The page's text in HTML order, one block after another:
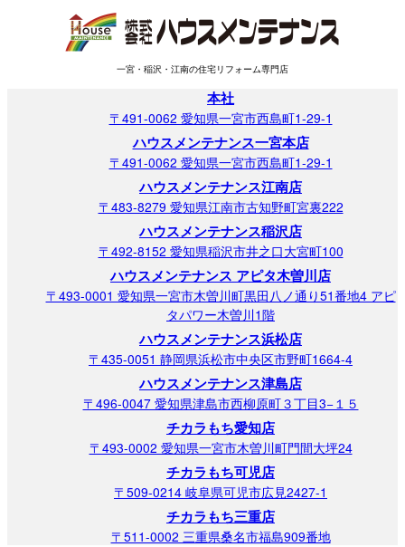
一宮・稲沢・江南の住宅リフォーム専門店
本社
〒491-0062 愛知県一宮市西島町1-29-1
ハウスメンテナンス一宮本店
〒491-0062 愛知県一宮市西島町1-29-1
ハウスメンテナンス江南店
〒483-8279 愛知県江南市古知野町宮裏222
ハウスメンテナンス稲沢店
〒492-8152 愛知県稲沢市井之口大宮町100
ハウスメンテナンス アピタ木曽川店
〒493-0001 愛知県一宮市木曽川町黒田八ノ通り51番地4 アピ
タパワー木曽川1階
ハウスメンテナンス浜松店
〒435-0051 静岡県浜松市中央区市野町1664-4
ハウスメンテナンス津島店
〒496-0047 愛知県津島市西柳原町３丁目3−１５
チカラもち愛知店
〒493-0002 愛知県一宮市木曽川町門間大坪24
チカラもち可児店
〒509-0214 岐阜県可児市広見2427-1
チカラもち三重店
〒511-0002 三重県桑名市福島909番地